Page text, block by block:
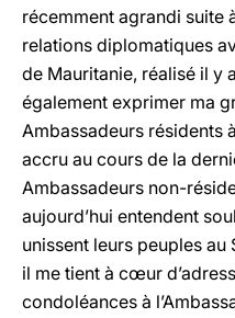
récemment agrandi suite
relations diplomatiques
de Mauritanie, réalisé il y
également exprimer ma
Ambassadeurs résidents
accru au cours de la
Ambassadeurs non-
aujourd’hui entendent
unissent leurs peuples au
il me tient à cœur
condoléances à